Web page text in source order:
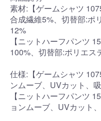
素材:【ゲームシャツ
合成繊維5%、切替部:ポ
12%
【ニットハーフパンツ
100%、切替部:ポリエス
仕様:【ゲームシャツ
ンムーブ、UVカット、
【ニットハーフパンツ
ョンムーブ、UVカット